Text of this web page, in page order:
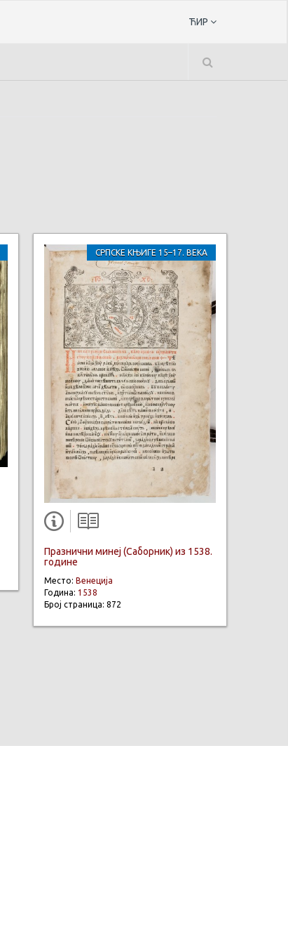
ЋИР
СРПСКЕ КЊИГЕ 15–17. ВЕКА
Празнични минеј (Саборник) из 1538.
године
Место: Венеција
Година: 1538
Број страница: 872